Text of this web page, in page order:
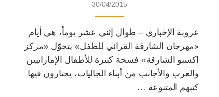
30/04/2015
عروبة الإخباري – طوال إثني عشر يوماً، هي أيام
«مهرجان الشارقة القرائي للطفل» يتحوّل «مركز
اكسبو الشارقة» فسحة كبيرة للأطفال الإماراتيين
والعرب والأجانب من أبناء الجاليات، يختارون فيها
كتبهم المتنوعة …